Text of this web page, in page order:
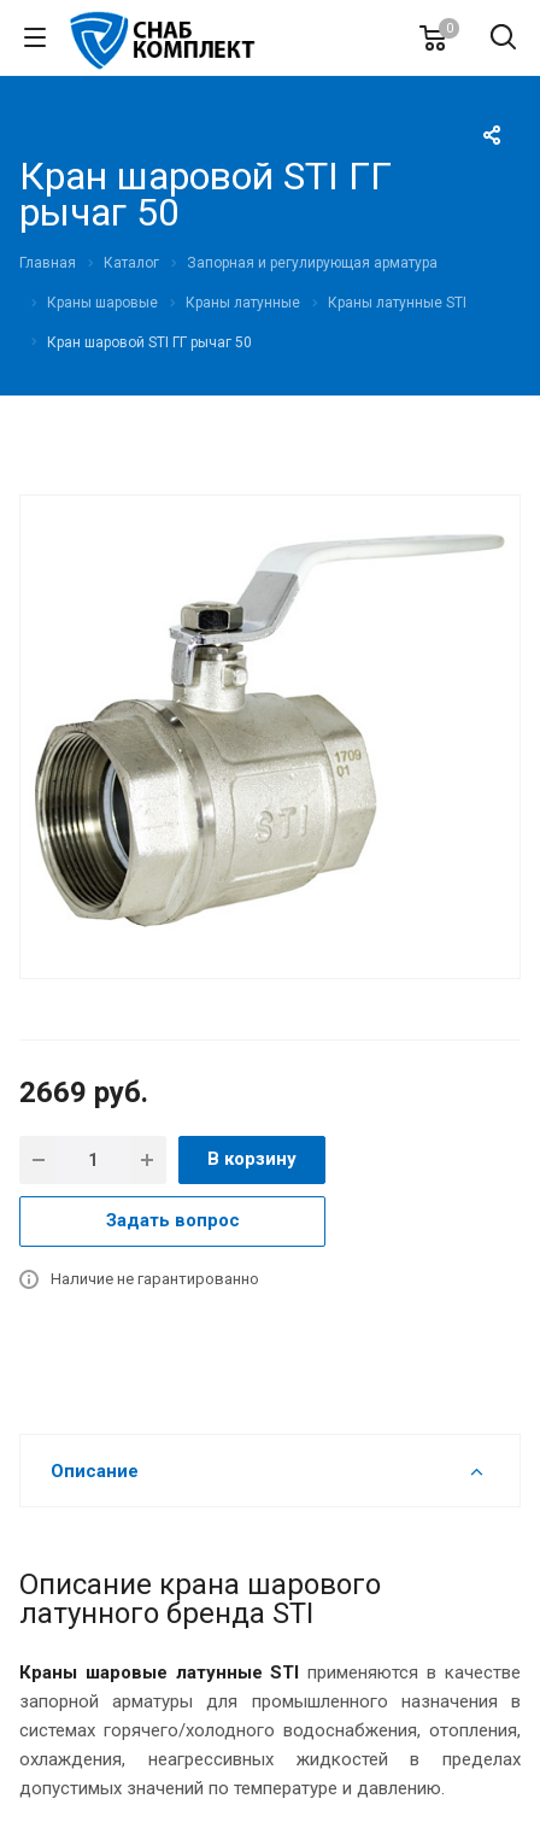
0
Кран шаровой STI ГГ
рычаг 50
Главная Каталог Запорная и регулирующая арматура
Краны шаровые Краны латунные Краны латунные STI
Кран шаровой STI ГГ рычаг 50
2669 руб.
В корзину
Задать вопрос
Наличие не гарантированно
Описание
Описание крана шарового
латунного бренда STI
Краны шаровые латунные STI
применяются в качестве
запорной арматуры для промышленного назначения в
системах горячего/холодного водоснабжения, отопления,
охлаждения, неагрессивных жидкостей в пределах
допустимых значений по температуре и давлению.